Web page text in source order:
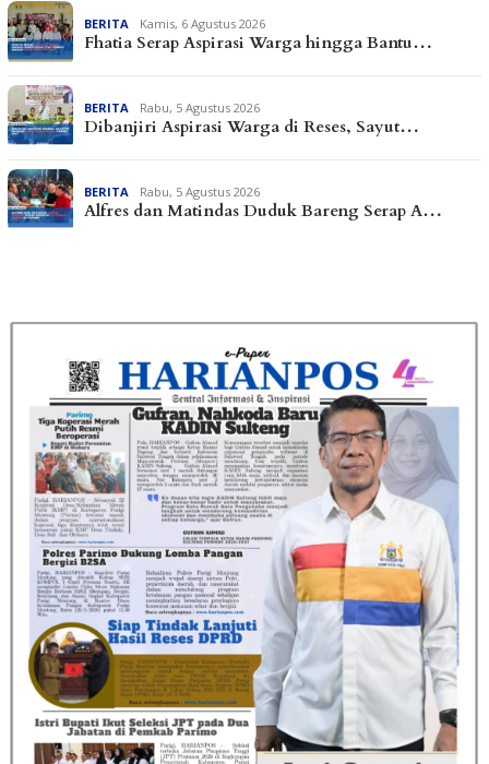
BERITA Kamis, 6 Agustus 2026
Fhatia Serap Aspirasi Warga hingga Bantu…
BERITA Rabu, 5 Agustus 2026
Dibanjiri Aspirasi Warga di Reses, Sayut…
BERITA Rabu, 5 Agustus 2026
Alfres dan Matindas Duduk Bareng Serap A…